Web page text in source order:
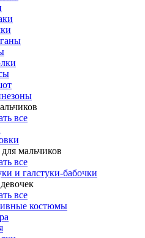
все
мальчиков
все
и галстуки-бабочки
все
костюмы